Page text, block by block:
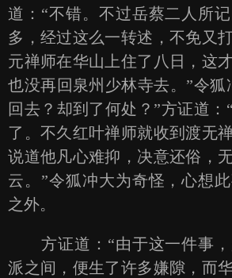
道：“不错。不过岳蔡二人所
多，经过这么一转述，不免又
元禅师在华山上住了八日，这
也没再回泉州少林寺去。”令狐
回去？却到了何处？”方证道：
了。不久红叶禅师就收到渡无
说道他凡心难抑，决意还俗，
云。”令狐冲大为奇怪，心想
之外。
方证道：“由于这一件事，
派之间，便生了许多嫌隙，而